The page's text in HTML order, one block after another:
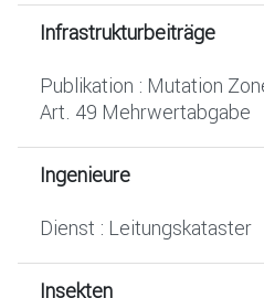
Infrastrukturbeiträge
Publikation : Mutation
Art. 49 Mehrwertabgabe
Ingenieure
Dienst : Leitungskataster
Insekten